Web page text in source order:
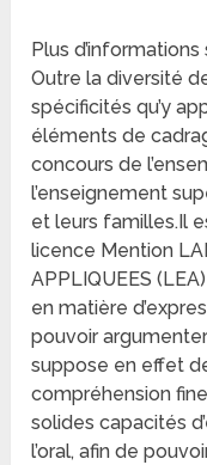
Plus
Outre la diversité
spécificités qu’y
éléments de
concours de
l’enseignement
et leurs familles.Il
licence Mention
APPLIQUEES
en matière
pouvoir
suppose en effet
compréhension
solides capacités
l’oral, afin de